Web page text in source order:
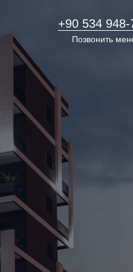
+90 534 948-
Позвонить